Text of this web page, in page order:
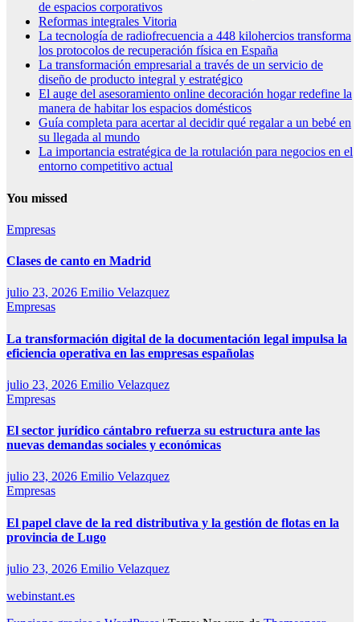
de espacios corporativos
Reformas integrales Vitoria
La tecnología de radiofrecuencia a 448 kilohercios transforma
los protocolos de recuperación física en España
La transformación empresarial a través de un servicio de
diseño de producto integral y estratégico
El auge del asesoramiento online decoración hogar redefine la
manera de habitar los espacios domésticos
Guía completa para acertar al decidir qué regalar a un bebé en
su llegada al mundo
La importancia estratégica de la rotulación para negocios en el
entorno competitivo actual
You missed
Empresas
Clases de canto en Madrid
julio 23, 2026 Emilio Velazquez
Empresas
La transformación digital de la documentación legal impulsa la
eficiencia operativa en las empresas españolas
julio 23, 2026 Emilio Velazquez
Empresas
El sector jurídico cántabro refuerza su estructura ante las
nuevas demandas sociales y económicas
julio 23, 2026 Emilio Velazquez
Empresas
El papel clave de la red distributiva y la gestión de flotas en la
provincia de Lugo
julio 23, 2026 Emilio Velazquez
webinstant.es